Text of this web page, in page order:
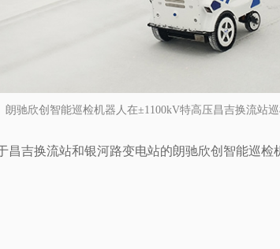
朗驰欣创智能巡检机器人在±1100kV特高压昌吉换流站
昌吉换流站和银河路变电站的朗驰欣创智能巡检